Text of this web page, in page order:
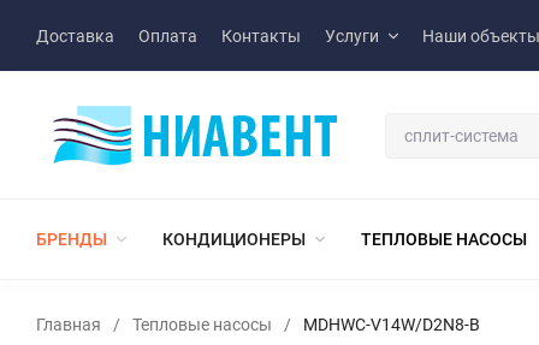
Доставка Оплата Контакты Услуги Наши объекты
БРЕНДЫ КОНДИЦИОНЕРЫ ТЕПЛОВЫЕ НАСОСЫ
Главная / Тепловые насосы / MDHWC-V14W/D2N8-B